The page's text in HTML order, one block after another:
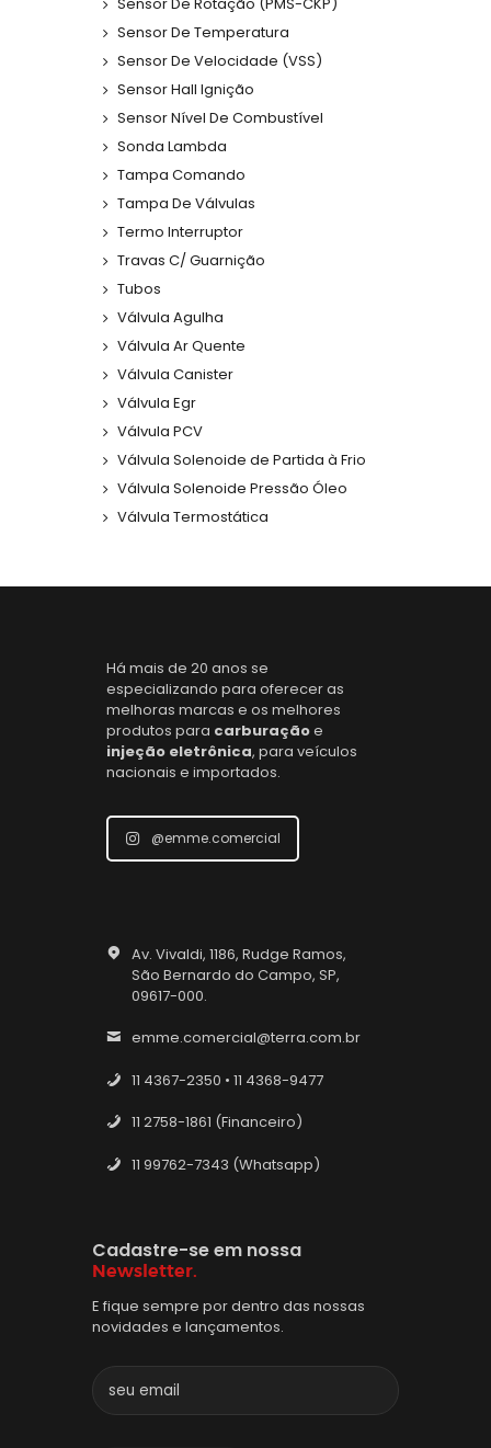
Sensor De Temperatura
Sensor De Velocidade (VSS)
Sensor Hall Ignição
Sensor Nível De Combustível
Sonda Lambda
Tampa Comando
Tampa De Válvulas
Termo Interruptor
Travas C/ Guarnição
Tubos
Válvula Agulha
Válvula Ar Quente
Válvula Canister
Válvula Egr
Válvula PCV
Válvula Solenoide de Partida à Frio
Válvula Solenoide Pressão Óleo
Válvula Termostática
Há mais de 20 anos se
especializando para oferecer as
melhoras marcas e os melhores
produtos para carburaçãoe
injeção eletrônica, para veículos
nacionais e importados.
@emme.comercial
Av. Vivaldi, 1186, Rudge Ramos,
São Bernardo do Campo, SP,
09617-000.
emme.comercial@terra.com.br
11 4367-2350 • 11 4368-9477
11 2758-1861 (Financeiro)
11 99762-7343 (Whatsapp)
Cadastre-se em nossa
Newsletter.
E fique sempre por dentro das nossas
novidades e lançamentos.